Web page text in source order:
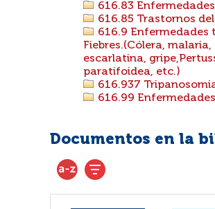
616.83
616.85 Trastornos
616.9 Enfermedades
Fiebres.(Cólera,
escarlatina,
paratifoidea, etc.)
616.937
616.99
Documentos en la